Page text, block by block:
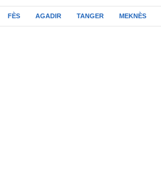
FÈS AGADIR TANGER MEKNÈS